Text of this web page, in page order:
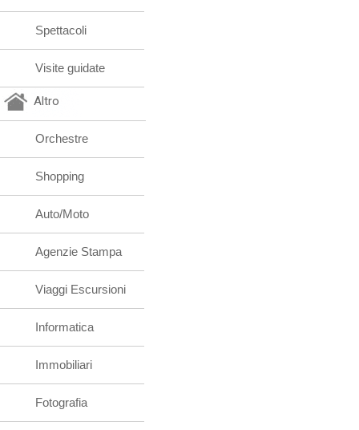
Spettacoli
Visite guidate
Altro
Orchestre
Shopping
Auto/Moto
Agenzie Stampa
Viaggi Escursioni
Informatica
Immobiliari
Fotografia